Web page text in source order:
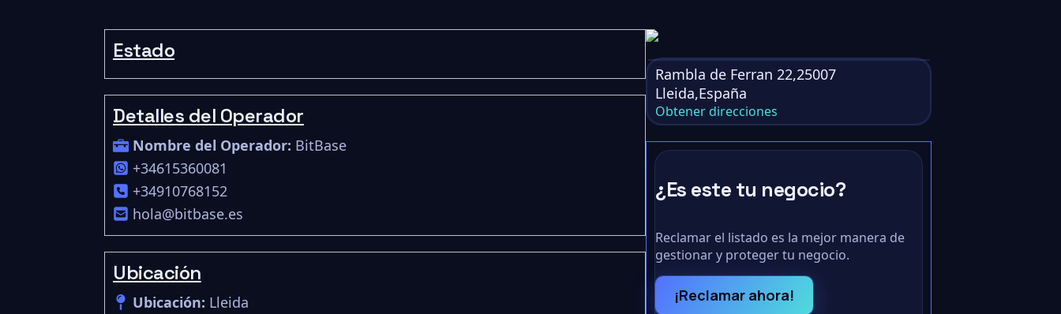
Estado
Detalles del Operador
Nombre del Operador: BitBase
+34615360081
+34910768152
hola@bitbase.es
Ubicación
Ubicación: Lleida
Rambla de Ferran 22,25007
Lleida,España
Obtener direcciones
¿Es este tu negocio?
Reclamar el listado es la mejor manera de
gestionar y proteger tu negocio.
¡Reclamar ahora!